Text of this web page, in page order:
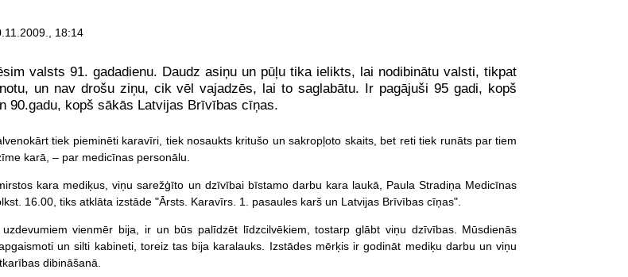
18:14
valsts 91. gadadienu. Daudz asiņu un pūļu tika ielikts, lai nodibinātu valsti, tikpat
un nav drošu ziņu, cik vēl vajadzēs, lai to saglabātu. Ir pagājuši 95 gadi, kopš
90.gadu, kopš sākās Latvijas Brīvības cīņas.
tiek pieminēti karavīri, tiek nosaukts kritušo un sakropļoto skaits, bet reti tiek runāts par tiem
karā, – par medicīnas personālu.
kara mediķus, viņu sarežģīto un dzīvībai bīstamo darbu kara laukā, Paula Stradiņa Medicīnas
16.00, tiks atklāta izstāde "Ārsts. Karavīrs. 1. pasaules karš un Latvijas Brīvības cīņas".
vienmēr bija, ir un būs palīdzēt līdzcilvēkiem, tostarp glābt viņu dzīvības. Mūsdienās
un silti kabineti, toreiz tas bija karalauks. Izstādes mērķis ir godināt mediķu darbu un viņu
dibināšanā.